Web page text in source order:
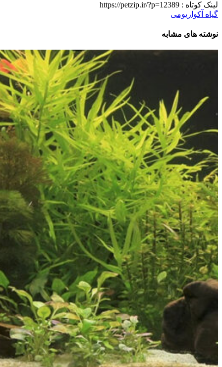
لینک کوتاه : https://petzip.ir/?p=12389
گیاه آکواریومی
نوشته های مشابه